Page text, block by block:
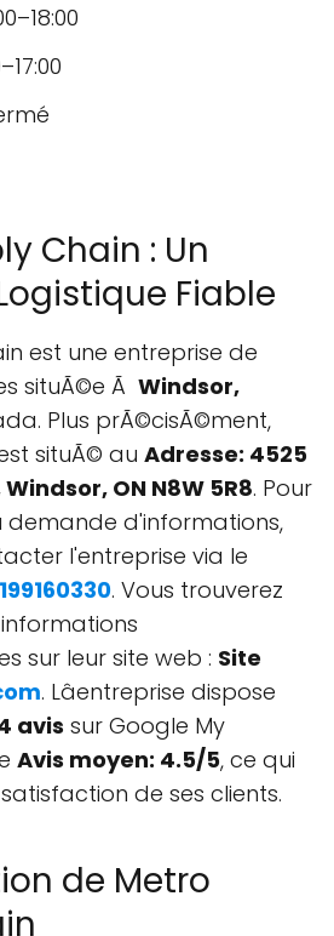
Chain : Un
Fiable
est une entreprise de
situÃ©e Ã Windsor,
Plus prÃ©cisÃ©ment,
situÃ© au Adresse: 4525
ON N8W 5R8. Pour
demande d'informations,
l'entreprise via le
. Vous trouverez
sur leur site web : Site
. Lâentreprise dispose
avis sur Google My
Avis moyen: 4.5/5, ce qui
de ses clients.
de Metro